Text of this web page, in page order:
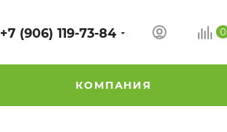
+7 (906) 119-73-84 0
КОМПАНИЯ